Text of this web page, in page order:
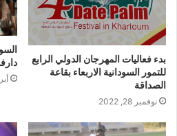
بدء فعاليات المهرجان الدولي الرابع
للتمور السودانية الاربعاء بقاعة
الصداقة
نوفمبر 28, 2022
أبريل